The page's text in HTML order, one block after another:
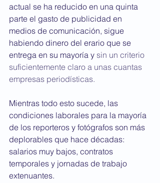
actual se ha reducido en una quinta
parte el gasto de publicidad en
medios de comunicación, sigue
habiendo dinero del erario que se
entrega en su mayoría y sin un criterio
suficientemente claro a unas cuantas
empresas periodísticas.
Mientras todo esto sucede, las
condiciones laborales para la mayoría
de los reporteros y fotógrafos son más
deplorables que hace décadas:
salarios muy bajos, contratos
temporales y jornadas de trabajo
extenuantes.